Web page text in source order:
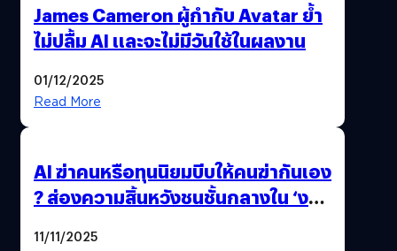
James Cameron ผู้กำกับ Avatar ย้ำ
ไม่ปลื้ม AI และจะไม่มีวันใช้ในผลงาน
01/12/2025
Read More
AI ฆ่าคนหรือทุนนิยมบีบให้คนฆ่ากันเอง
? ส่องความสิ้นหวังชนชั้นกลางใน ‘งาน
11/11/2025